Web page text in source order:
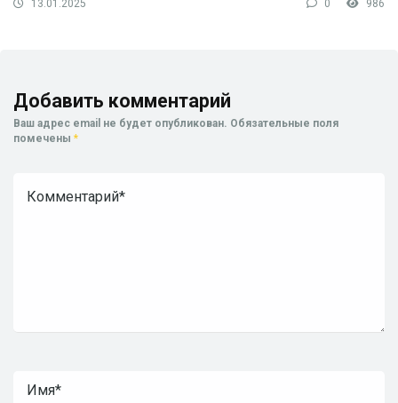
13.01.2025 0 986
Добавить комментарий
Ваш адрес email не будет опубликован. Обязательные поля
помечены *